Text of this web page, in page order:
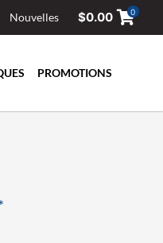
Nouvelles $0.00 0
PROMOTIONS